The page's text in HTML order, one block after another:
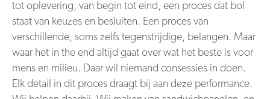
tot oplevering, van begin tot eind, een proces dat bol
staat van keuzes en besluiten. Een proces van
verschillende, soms zelfs tegenstrijdige, belangen. Maar
waar het in the end altijd gaat over wat het beste is voor
mens en milieu. Daar wil niemand consessies in doen.
Elk detail in dit proces draagt bij aan deze performance.